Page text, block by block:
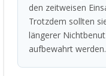
den zeitweisen
Trotzdem sollten
längerer
aufbewahrt werden.